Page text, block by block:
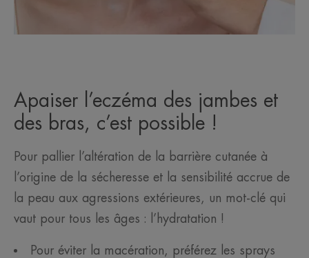
Apaiser l’eczéma des jambes et
des bras, c’est possible !
Pour pallier l’altération de la barrière cutanée à
l’origine de la sécheresse et la sensibilité accrue de
la peau aux agressions extérieures, un mot-clé qui
vaut pour tous les âges : l’hydratation !
Pour éviter la macération, préférez les sprays